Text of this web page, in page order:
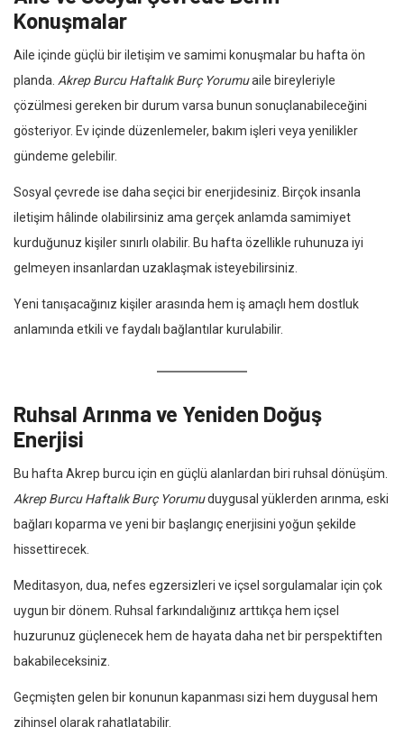
Konuşmalar
Aile içinde güçlü bir iletişim ve samimi konuşmalar bu hafta ön
planda. Akrep Burcu Haftalık Burç Yorumuaile bireyleriyle
çözülmesi gereken bir durum varsa bunun sonuçlanabileceğini
gösteriyor. Ev içinde düzenlemeler, bakım işleri veya yenilikler
gündeme gelebilir.
Sosyal çevrede ise daha seçici bir enerjidesiniz. Birçok insanla
iletişim hâlinde olabilirsiniz ama gerçek anlamda samimiyet
kurduğunuz kişiler sınırlı olabilir. Bu hafta özellikle ruhunuza iyi
gelmeyen insanlardan uzaklaşmak isteyebilirsiniz.
Yeni tanışacağınız kişiler arasında hem iş amaçlı hem dostluk
anlamında etkili ve faydalı bağlantılar kurulabilir.
Ruhsal Arınma ve Yeniden Doğuş
Enerjisi
Bu hafta Akrep burcu için en güçlü alanlardan biri ruhsal dönüşüm.
Akrep Burcu Haftalık Burç Yorumuduygusal yüklerden arınma, eski
bağları koparma ve yeni bir başlangıç enerjisini yoğun şekilde
hissettirecek.
Meditasyon, dua, nefes egzersizleri ve içsel sorgulamalar için çok
uygun bir dönem. Ruhsal farkındalığınız arttıkça hem içsel
huzurunuz güçlenecek hem de hayata daha net bir perspektiften
bakabileceksiniz.
Geçmişten gelen bir konunun kapanması sizi hem duygusal hem
zihinsel olarak rahatlatabilir.